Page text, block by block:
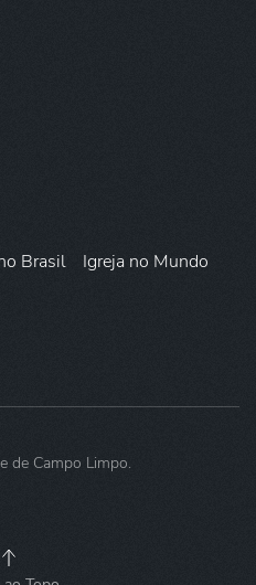
Brasil
Igreja no Mundo
de Campo Limpo.